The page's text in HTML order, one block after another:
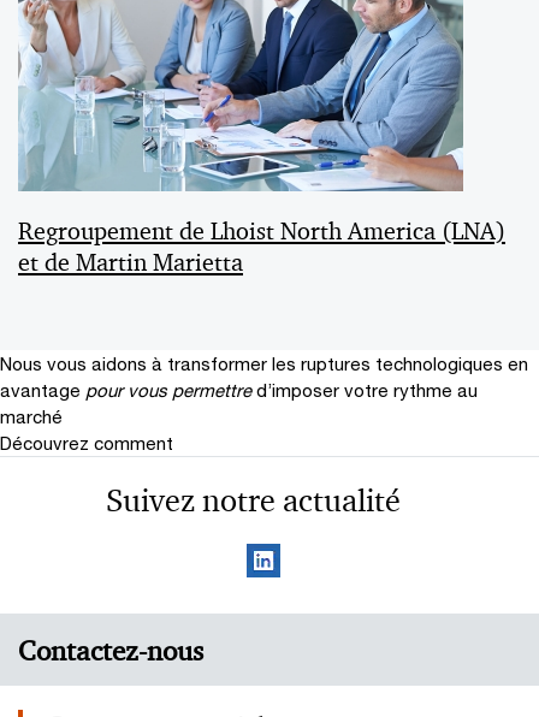
Regroupement de Lhoist North America (LNA)
et de Martin Marietta
Nous vous aidons à transformer les ruptures technologiques en
avantage pour vous permettre d’imposer votre rythme au
marché
Découvrez comment
Suivez notre actualité
Contactez-nous